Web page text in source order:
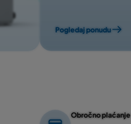
Pogledaj ponudu
Obročno plaćanje